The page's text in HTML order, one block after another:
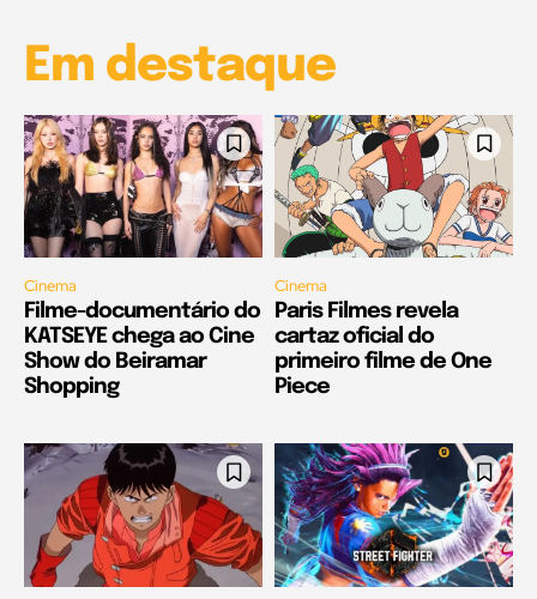
Em destaque
Cinema
Filme-documentário do
KATSEYE chega ao Cine
Show do Beiramar
Shopping
Cinema
Paris Filmes revela
cartaz oficial do
primeiro filme de One
Piece